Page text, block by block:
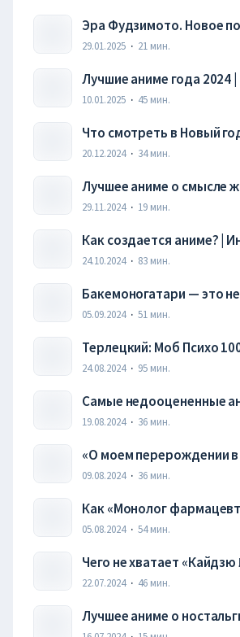
Эра Фудзимото. Новое
29.01.2025 · 21 мин.
Лучшие аниме года 2024
10.01.2025 · 45 мин.
Что смотреть в Новый
20.12.2024 · 34 мин.
Лучшее аниме о смысле
29.11.2024 · 19 мин.
Как создается аниме? |
Винланде» и других
24.10.2024 · 83 мин.
Бакемоногатари — это
05.09.2024 · 51 мин.
Терлецкий: Моб Психо
Специальный эпизод
24.08.2024 · 95 мин.
Самые недооцененные
19.08.2024 · 36 мин.
«О моем перерождении
09.08.2024 · 36 мин.
Как «Монолог
05.08.2024 · 54 мин.
Чего не хватает
22.07.2024 · 46 мин.
Лучшее аниме о